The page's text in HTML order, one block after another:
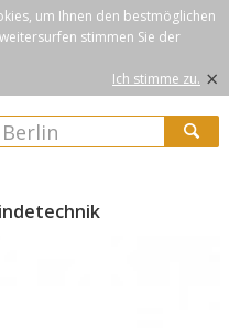
um Ihnen den bestmöglichen
stimmen Sie der
Ich stimme zu. ×